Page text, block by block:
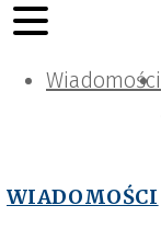
Wiadomości
WIADOMOŚCI